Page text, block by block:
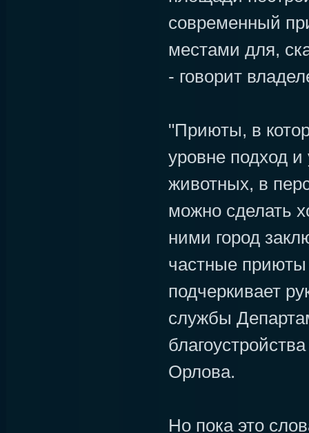
современный
местами для,
- говорит
"Приюты, в
уровне подход
животных, в
можно сделать
ними город
частные
подчеркивает
службы
Орлова.
Но пока это